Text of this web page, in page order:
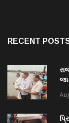
RECENT